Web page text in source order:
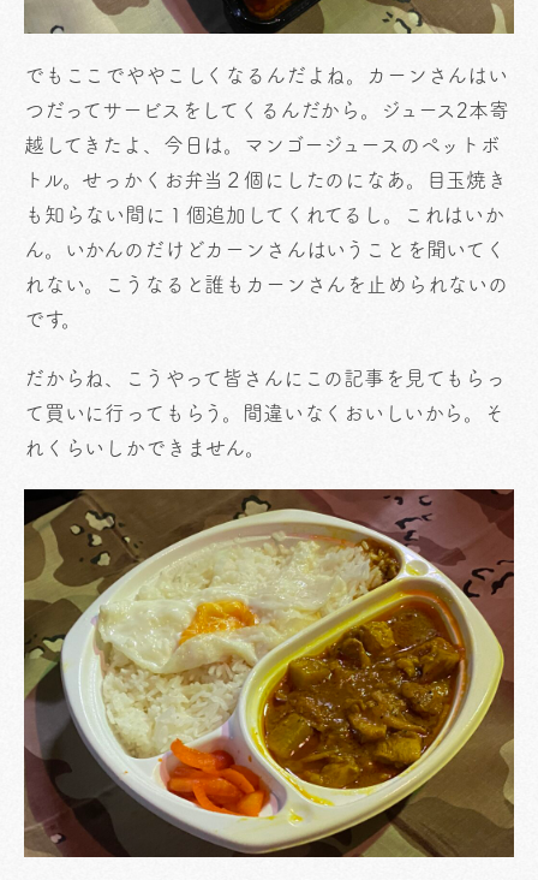
でもここでややこしくなるんだよね。カーンさんはい
つだってサービスをしてくるんだから。ジュース2本寄
越してきたよ、今日は。マンゴージュースのペットボ
トル。せっかくお弁当２個にしたのになあ。目玉焼き
も知らない間に１個追加してくれてるし。これはいか
ん。いかんのだけどカーンさんはいうことを聞いてく
れない。こうなると誰もカーンさんを止められないの
です。
だからね、こうやって皆さんにこの記事を見てもらっ
て買いに行ってもらう。間違いなくおいしいから。そ
れくらいしかできません。